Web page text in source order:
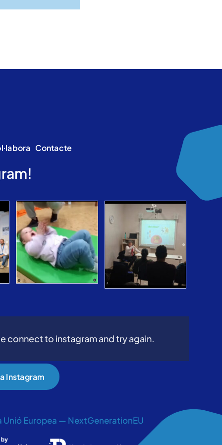
Contacte
connect to instagram and try again.
Instagram
Unió Europea — NextGenerationEU